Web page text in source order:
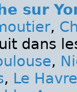
sur
,
dans
,
, Le Havre